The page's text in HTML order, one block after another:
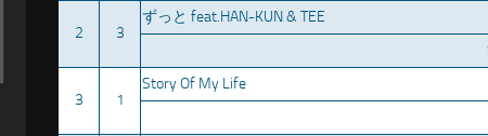
2 3
ずっと feat.HAN-KUN & TEE
3 1
Story Of My Life